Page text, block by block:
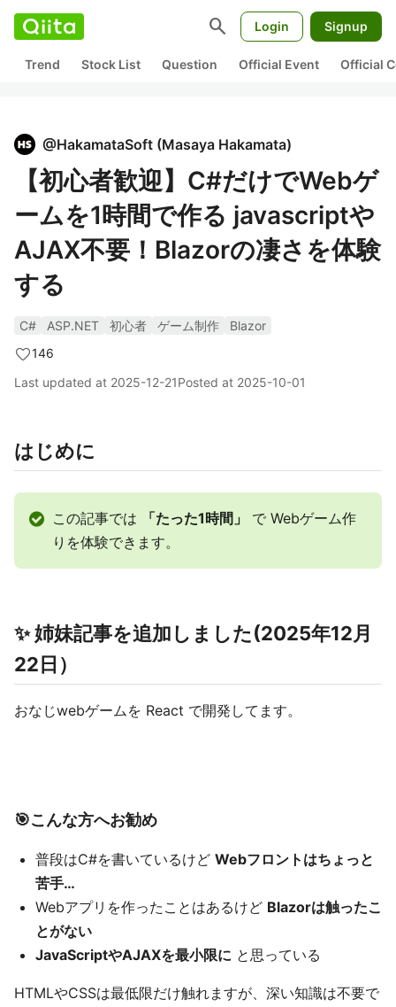
search Login Signup
Trend Stock List Question Official Event Official
@HakamataSoft (Masaya Hakamata)
【初心者歓迎】C#だけでWebゲ
ームを1時間で作る javascriptや
AJAX不要！Blazorの凄さを体験
する
C# ASP.NET 初心者 ゲーム制作
Blazor
146
Last updated at 2025-12-21Posted at 2025-10-01
はじめに
この記事では 「たった1時間」
で Webゲーム作
りを体験できます。
✨ 姉妹記事を追加しました(2025年12月
22日）
おなじwebゲームを React で開発してます。
🎯こんな方へお勧め
普段はC#を書いているけど Webフロントはちょっと
苦手…
Webアプリを作ったことはあるけど Blazorは触ったこ
とがない
JavaScriptやAJAXを最小限に と思っている
HTMLやCSSは最低限だけ触れますが、深い知識は不要で